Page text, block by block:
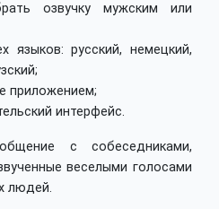
озвучку мужским или
языков: русский, немецкий,
приложением;
интерфейс.
с собеседниками,
веселыми голосами
людей.